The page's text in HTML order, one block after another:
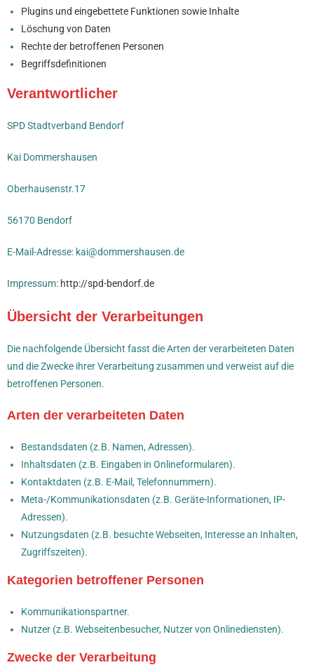
Plugins und eingebettete Funktionen sowie Inhalte
Löschung von Daten
Rechte der betroffenen Personen
Begriffsdefinitionen
Verantwortlicher
SPD Stadtverband Bendorf
Kai Dommershausen
Oberhausenstr.17
56170 Bendorf
E-Mail-Adresse: kai@dommershausen.de
Impressum: http://spd-bendorf.de
Übersicht der Verarbeitungen
Die nachfolgende Übersicht fasst die Arten der verarbeiteten Daten
und die Zwecke ihrer Verarbeitung zusammen und verweist auf die
betroffenen Personen.
Arten der verarbeiteten Daten
Bestandsdaten (z.B. Namen, Adressen).
Inhaltsdaten (z.B. Eingaben in Onlineformularen).
Kontaktdaten (z.B. E-Mail, Telefonnummern).
Meta-/Kommunikationsdaten (z.B. Geräte-Informationen, IP-
Adressen).
Nutzungsdaten (z.B. besuchte Webseiten, Interesse an Inhalten,
Zugriffszeiten).
Kategorien betroffener Personen
Kommunikationspartner.
Nutzer (z.B. Webseitenbesucher, Nutzer von Onlinediensten).
Zwecke der Verarbeitung